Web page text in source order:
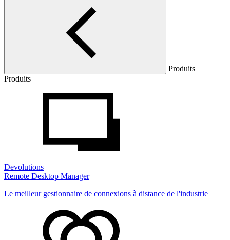
Produits
Produits
Devolutions
Remote Desktop Manager
Le meilleur gestionnaire de connexions à distance de l'industrie